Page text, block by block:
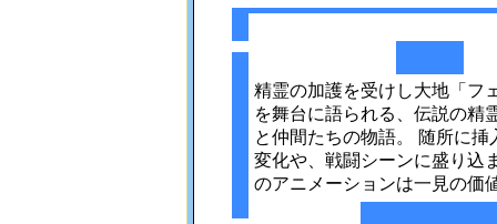
精霊の加護を受けし大地「フ
を舞台に語られる、伝説の精
と仲間たちの物語。 随所に挿
変化や、戦闘シーンに盛り込
のアニメーションは一見の価